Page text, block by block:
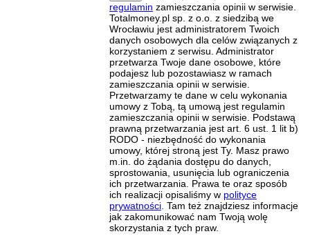
regulamin zamieszczania opinii w serwisie.
Totalmoney.pl sp. z o.o. z siedzibą we
Wrocławiu jest administratorem Twoich
danych osobowych dla celów związanych z
korzystaniem z serwisu. Administrator
przetwarza Twoje dane osobowe, które
podajesz lub pozostawiasz w ramach
zamieszczania opinii w serwisie.
Przetwarzamy te dane w celu wykonania
umowy z Tobą, tą umową jest regulamin
zamieszczania opinii w serwisie. Podstawą
prawną przetwarzania jest art. 6 ust. 1 lit b)
RODO - niezbędność do wykonania
umowy, której stroną jest Ty. Masz prawo
m.in. do żądania dostępu do danych,
sprostowania, usunięcia lub ograniczenia
ich przetwarzania. Prawa te oraz sposób
ich realizacji opisaliśmy w polityce
prywatności . Tam też znajdziesz informacje
jak zakomunikować nam Twoją wolę
skorzystania z tych praw.